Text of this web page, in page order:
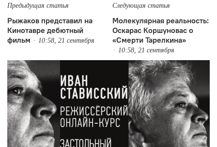
Предыдущая статья
Рыжаков представил на
Кинотавре дебютный
фильм
10:58, 21 сентября
Следующая статья
Молекулярная реальность:
Оскарас Коршуновас о
«Смерти Тарелкина»
10:58, 21 сентября